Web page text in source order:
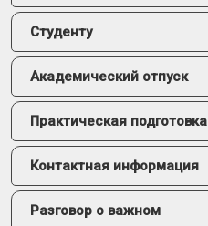
Студенту
Академический отпуск
Практическая подготовка
Контактная информация
Разговор о важном